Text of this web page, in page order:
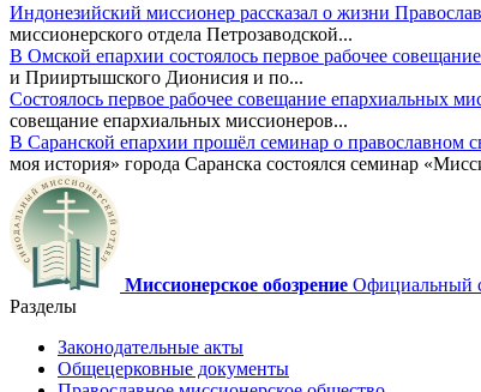
Индонезийский миссионер рассказал о жизни
миссионерского отдела Петрозаводской...
В Омской епархии состоялось первое рабочее
и Прииртышского Дионисия и по...
Состоялось первое рабочее совещание епархиальных
совещание епархиальных миссионеров...
В Саранской епархии прошёл семинар о православном
моя история» города Саранска состоялся семинар
Миссионерское обозрение Официальный
Разделы
Законодательные акты
Общецерковные документы